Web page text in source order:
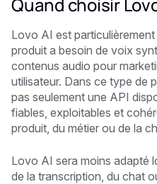
Lovo AI est
produit a besoin de voix
contenus audio pour
utilisateur. Dans ce type de
pas seulement une API
fiables, exploitables et
produit, du métier ou de la
Lovo AI sera moins adapté
de la transcription, du chat